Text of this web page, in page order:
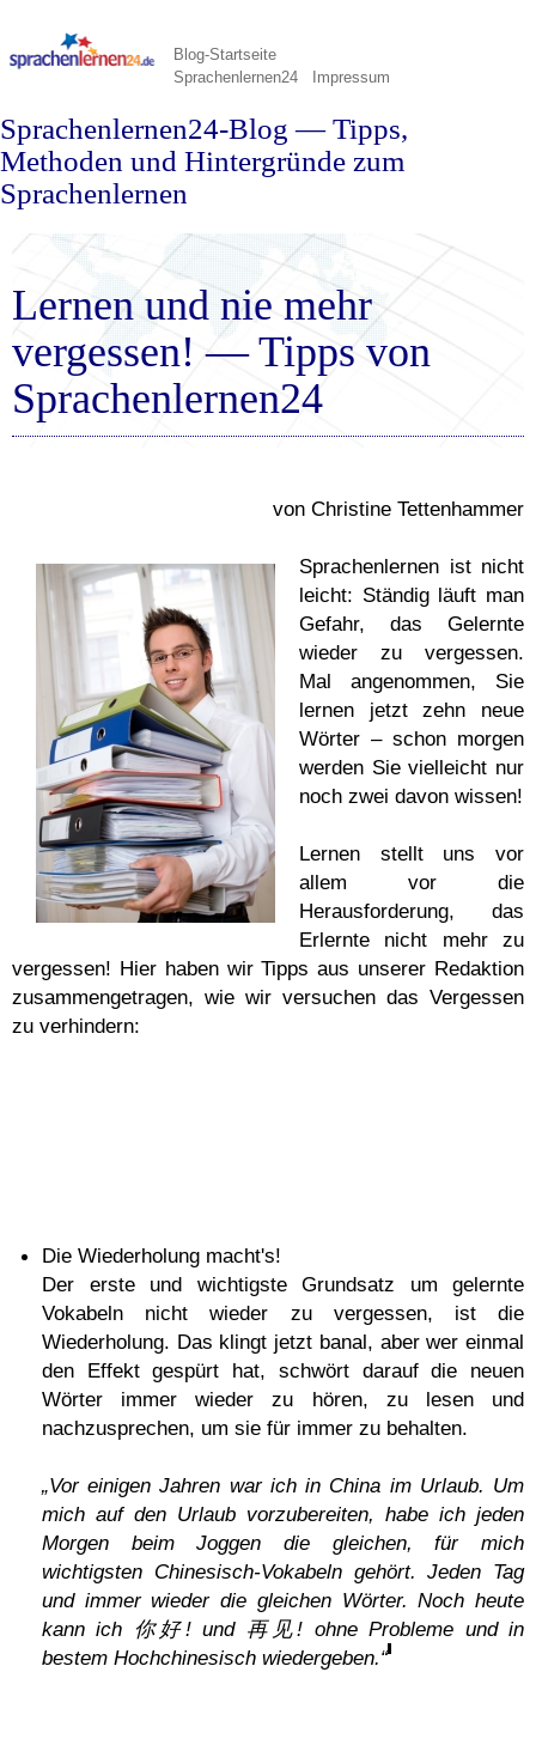
Blog-Startseite
Sprachenlernen24
Impressum
Sprachenlernen24-Blog — Tipps,
Methoden und Hintergründe zum
Sprachenlernen
Lernen und nie mehr
vergessen! — Tipps von
Sprachenlernen24
von Christine Tettenhammer
Sprachenlernen ist nicht
leicht: Ständig läuft man
Gefahr, das Gelernte
wieder zu vergessen.
Mal angenommen, Sie
lernen jetzt zehn neue
Wörter – schon morgen
werden Sie vielleicht nur
noch zwei davon wissen!
Lernen stellt uns vor
allem vor die
Herausforderung, das
Erlernte nicht mehr zu
vergessen! Hier haben wir Tipps aus unserer Redaktion
zusammengetragen, wie wir versuchen das Vergessen
zu verhindern:
Die Wiederholung macht's!
Der erste und wichtigste Grundsatz um gelernte
Vokabeln nicht wieder zu vergessen, ist die
Wiederholung. Das klingt jetzt banal, aber wer einmal
den Effekt gespürt hat, schwört darauf die neuen
Wörter immer wieder zu hören, zu lesen und
nachzusprechen, um sie für immer zu behalten.
„Vor einigen Jahren war ich in China im Urlaub. Um
mich auf den Urlaub vorzubereiten, habe ich jeden
Morgen beim Joggen die gleichen, für mich
wichtigsten Chinesisch-Vokabeln gehört. Jeden Tag
und immer wieder die gleichen Wörter. Noch heute
kann ich 你好! und 再见! ohne Probleme und in
bestem Hochchinesisch wiedergeben.“